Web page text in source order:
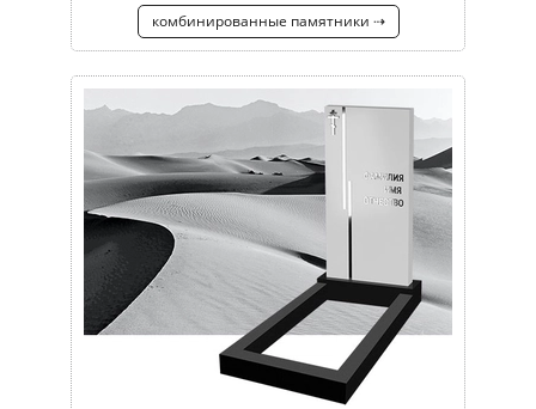
комбинированные памятники ⇢